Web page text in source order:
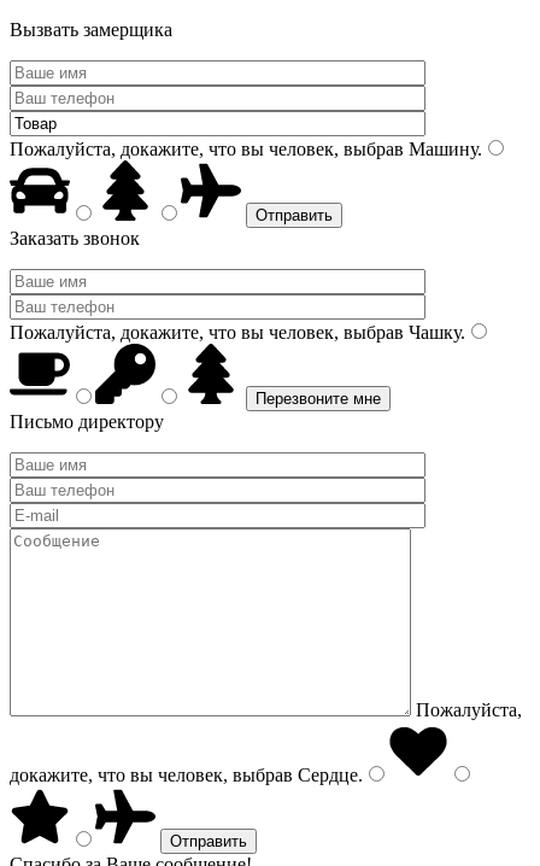
Вызвать замерщика
Пожалуйста, докажите, что вы человек, выбрав Машину.
Заказать звонок
Пожалуйста, докажите, что вы человек, выбрав Чашку.
Письмо директору
Пожалуйста,
докажите, что вы человек, выбрав Сердце.